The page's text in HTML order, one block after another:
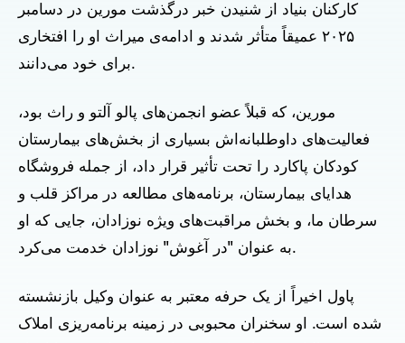
کارکنان بنیاد از شنیدن خبر درگذشت مورین در دسامبر
۲۰۲۵ عمیقاً متأثر شدند و ادامه‌ی میراث او را افتخاری
برای خود می‌دانند.
مورین، که قبلاً عضو انجمن‌های پالو آلتو و راث بود،
فعالیت‌های داوطلبانه‌اش بسیاری از بخش‌های بیمارستان
کودکان پاکارد را تحت تأثیر قرار داد، از جمله فروشگاه
هدایای بیمارستان، برنامه‌های مطالعه در مراکز قلب و
سرطان ما، و بخش مراقبت‌های ویژه نوزادان، جایی که او
به عنوان "در آغوش" نوزادان خدمت می‌کرد.
پاول اخیراً از یک حرفه معتبر به عنوان وکیل بازنشسته
شده است. او سخنران محبوبی در زمینه برنامه‌ریزی املاک